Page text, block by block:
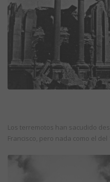
Los terremotos han sacudido
Francisco, pero nada como el del